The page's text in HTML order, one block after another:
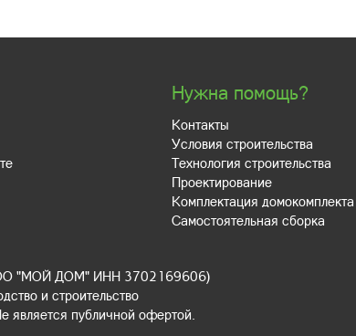
Нужна помощь?
Контакты
Условия строительства
Технология строительства
Проектирование
Комплектация домокомплекта
Самостоятельная сборка
"МОЙ ДОМ" ИНН 3702169606)
и строительство
является публичной офертой.